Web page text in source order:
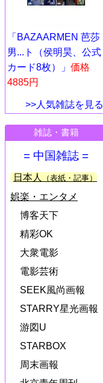
「BAZAARMEN 芭莎
男...ト（侯明昊、公式
カード8枚）」 価格
4885円
>>人気雑誌を見る
雑誌・書籍
= 中国雑誌 =
日本人 （表紙・記事）
娯楽・エンタメ
博客天下
精彩OK
大衆電影
電影芸術
SEEK風尚画報
STARRY星光画報
游図U
STARBOX
周末画報